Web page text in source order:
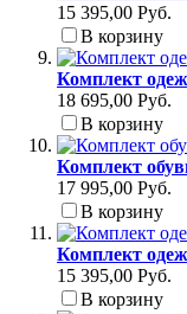
15 395,00 Руб.
В корзину
Комплект
18 695,00 Руб.
В корзину
Комплект
17 995,00 Руб.
В корзину
Комплект
15 395,00 Руб.
В корзину